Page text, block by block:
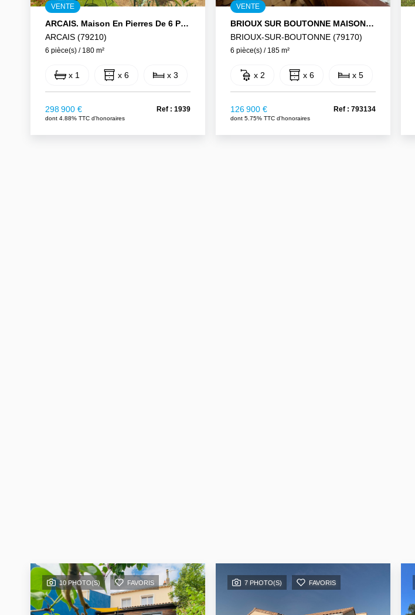
VENTE
ARCAIS. Maison En Pierres De 6 Pièces De 180 M2.
ARCAIS (79210)
6 pièce(s) / 180 m²
x 1 x 6 x 3
298 900 €
dont 4.88% TTC d'honoraires
Ref : 1939
VENTE
BRIOUX SUR BOUTONNE MAISON DE CAMPAGNE 5 CHAMBRES
BRIOUX-SUR-BOUTONNE (79170)
6 pièce(s) / 185 m²
x 2 x 6 x 5
126 900 €
dont 5.75% TTC d'honoraires
Ref : 793134
10 PHOTO(S) FAVORIS 7 PHOTO(S) FAVORIS